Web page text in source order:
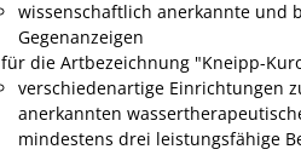
wissenschaftlich anerkannte und
Gegenanzeigen
für die Artbezeichnung "Kneipp-
verschiedenartige Einrichtungen
anerkannten
mindestens drei leistungsfähige